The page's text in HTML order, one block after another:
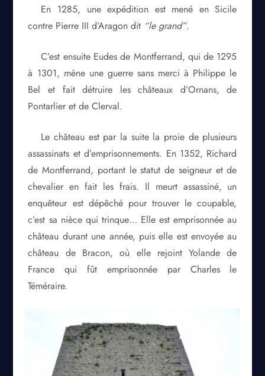
En 1285, une expédition est mené en Sicile
contre Pierre III d’Aragon dit “le grand”.
C’est ensuite Eudes de Montferrand, qui de 1295
à 1301, mène une guerre sans merci à Philippe le
Bel et fait détruire les châteaux d’Ornans, de
Pontarlier et de Clerval.
Le château est par la suite la proie de plusieurs
assassinats et d’emprisonnements. En 1352, Richard
de Montferrand, portant le statut de seigneur et de
chevalier en fait les frais. Il meurt assassiné, un
enquêteur est dépêché pour trouver le coupable,
c’est sa nièce qui trinque… Elle est emprisonnée au
château durant une année, puis elle est envoyée au
château de Bracon, où elle rejoint Yolande de
France qui fût emprisonnée par Charles le
Téméraire.